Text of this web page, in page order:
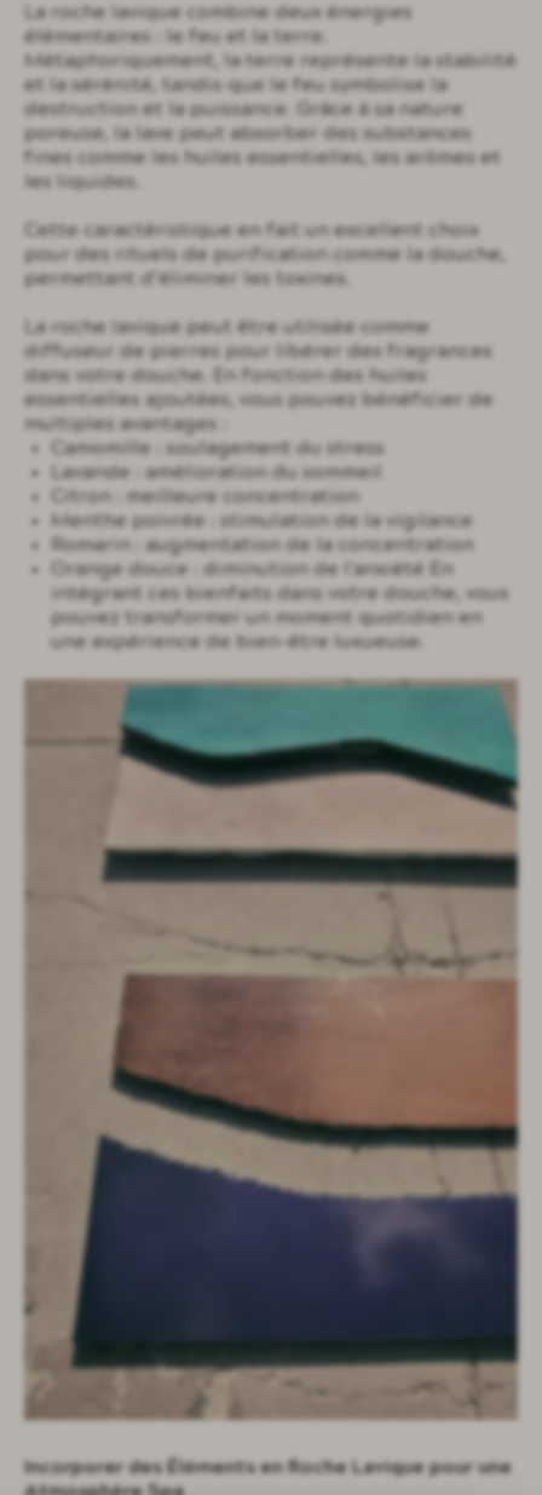
La roche lavique combine deux énergies
élémentaires : le feu et la terre.
Métaphoriquement, la terre représente la stabilité
et la sérénité, tandis que le feu symbolise la
destruction et la puissance. Grâce à sa nature
poreuse, la lave peut absorber des substances
fines comme les huiles essentielles, les arômes et
les liquides.
Cette caractéristique en fait un excellent choix
pour des rituels de purification comme la douche,
permettant d’éliminer les toxines.
La roche lavique peut être utilisée comme
diffuseur de pierres pour libérer des fragrances
dans votre douche. En fonction des huiles
essentielles ajoutées, vous pouvez bénéficier de
multiples avantages :
Camomille : soulagement du stress
Lavande : amélioration du sommeil
Citron : meilleure concentration
Menthe poivrée : stimulation de la vigilance
Romarin : augmentation de la concentration
Orange douce : diminution de l'anxiété En
intégrant ces bienfaits dans votre douche, vous
pouvez transformer un moment quotidien en
une expérience de bien-être luxueuse.
Incorporer des Éléments en Roche Lavique pour une